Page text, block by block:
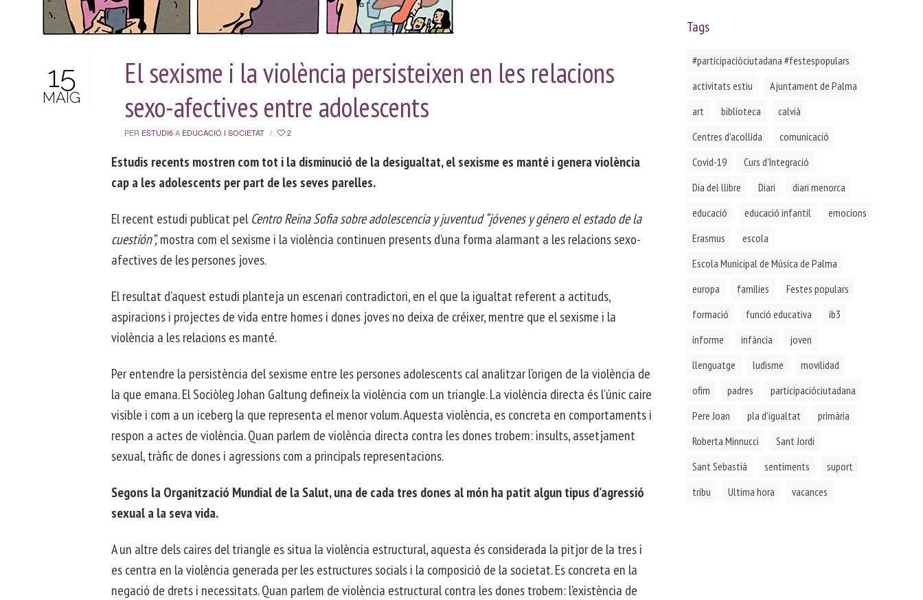
DESCOBERTA
PER
INFANTS
INTERVENCIÓ
SOCIAL
AMB
15
MAIG
El sexisme i la violència persisteixen en les relacions
sexo-afectives entre adolescents
PER ESTUDI6A EDUCACIÓ I SOCIETAT / 2
Estudis recents mostren com tot i la disminució de la desigualtat, el sexisme es manté i genera violència
cap a les adolescents per part de les seves parelles.
El recent estudi publicat pelCentro Reina Sofia sobre adolescencia y juventud “jóvenes y género el estado de la
cuestión”,mostra com el sexisme i la violència continuen presents d’una forma alarmant a les relacions sexo-
afectives de les persones joves.
El resultat d’aquest estudi planteja un escenari contradictori, en el que la igualtat referent a actituds,
aspiracions i projectes de vida entre homes i dones joves no deixa de créixer, mentre que el sexisme i la
violència a les relacions es manté.
Per entendre la persistència del sexisme entre les persones adolescents cal analitzar l’origen de la violència de
la que emana. El Sociòleg Johan Galtung defineix la violència com un triangle. La violència directa és l’únic caire
visible i com a un iceberg la que representa el menor volum. Aquesta violència, es concreta en comportaments i
respon a actes de violència. Quan parlem de violència directa contra les dones trobem: insults, assetjament
sexual, tràfic de dones i agressions com a principals representacions.
Segons la Organització Mundial de la Salut, una de cada tres dones al món ha patit algun tipus d’agressió
sexual a la seva vida.
A un altre dels caires del triangle es situa la violència estructural, aquesta és considerada la pitjor de la tres i
es centra en la violència generada per les estructures socials i la composició de la societat. Es concreta en la
negació de drets i necessitats. Quan parlem de violència estructural contra les dones trobem: l’existència de
Tags
#participacióciutadana #festespopulars
activitats estiu
Ajuntament de Palma
art
biblioteca
calvià
Centres d'acollida
comunicació
Covid-19
Curs d'Integració
Dia del llibre
Diari
diari menorca
educació
educació infantil
emocions
Erasmus
escola
Escola Municipal de Música de Palma
europa
famílies
Festes populars
formació
funció educativa
ib3
informe
infància
joven
llenguatge
ludisme
movilidad
ofim
padres
participacióciutadana
Pere Joan
pla d'igualtat
primària
Roberta Minnucci
Sant Jordi
Sant Sebastià
sentiments
suport
tribu
Ultima hora vacances